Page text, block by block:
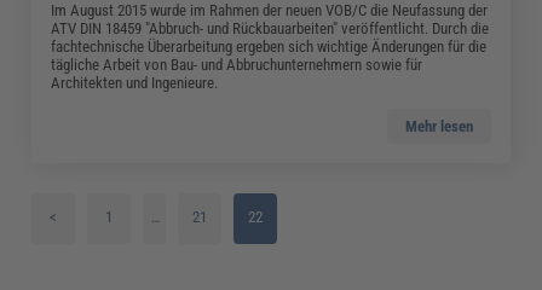
Im August 2015 wurde im Rahmen der neuen VOB/C die Neufassung der
ATV DIN 18459 "Abbruch- und Rückbauarbeiten" veröffentlicht. Durch die
fachtechnische Überarbeitung ergeben sich wichtige Änderungen für die
tägliche Arbeit von Bau- und Abbruchunternehmern sowie für
Architekten und Ingenieure.
Mehr lesen
< 1 … 21 22